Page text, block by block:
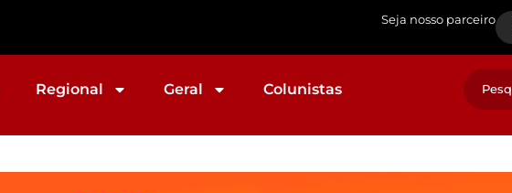
Seja nosso parceiro
Regional Geral Colunistas